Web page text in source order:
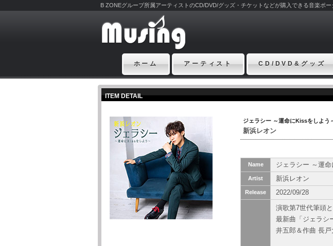
B ZONEグループ所属アーティストのCD/DVD/グッズ・チケットなどが購入できる音楽ポー
ホーム アーティスト CD/DVD&グッズ
ITEM DETAIL
ジェラシー ～運命にKissをしよう
新浜レオン
Name ジェラシー ～運命
Artist 新浜レオン
Release 2022/09/28
演歌第7世代筆頭
最新曲「ジェラシ
井五郎＆作曲 長戸